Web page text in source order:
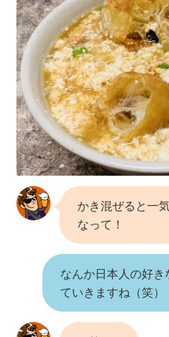
かき混ぜると一
なって！
なんか日本人の好き
ていきますね（笑）